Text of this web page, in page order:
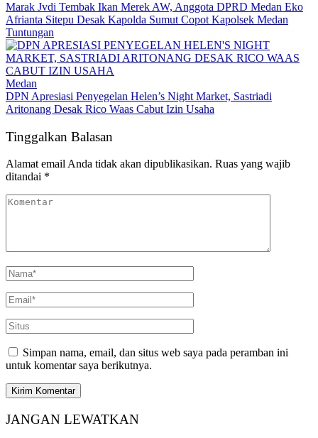
Marak Jvdi Tembak Ikan Merek AW, Anggota DPRD Medan Eko
Afrianta Sitepu Desak Kapolda Sumut Copot Kapolsek Medan
Tuntungan
Medan
DPN Apresiasi Penyegelan Helen’s Night Market, Sastriadi
Aritonang Desak Rico Waas Cabut Izin Usaha
Tinggalkan Balasan
Alamat email Anda tidak akan dipublikasikan. Ruas yang wajib
ditandai *
Simpan nama, email, dan situs web saya pada peramban ini
untuk komentar saya berikutnya.
JANGAN LEWATKAN